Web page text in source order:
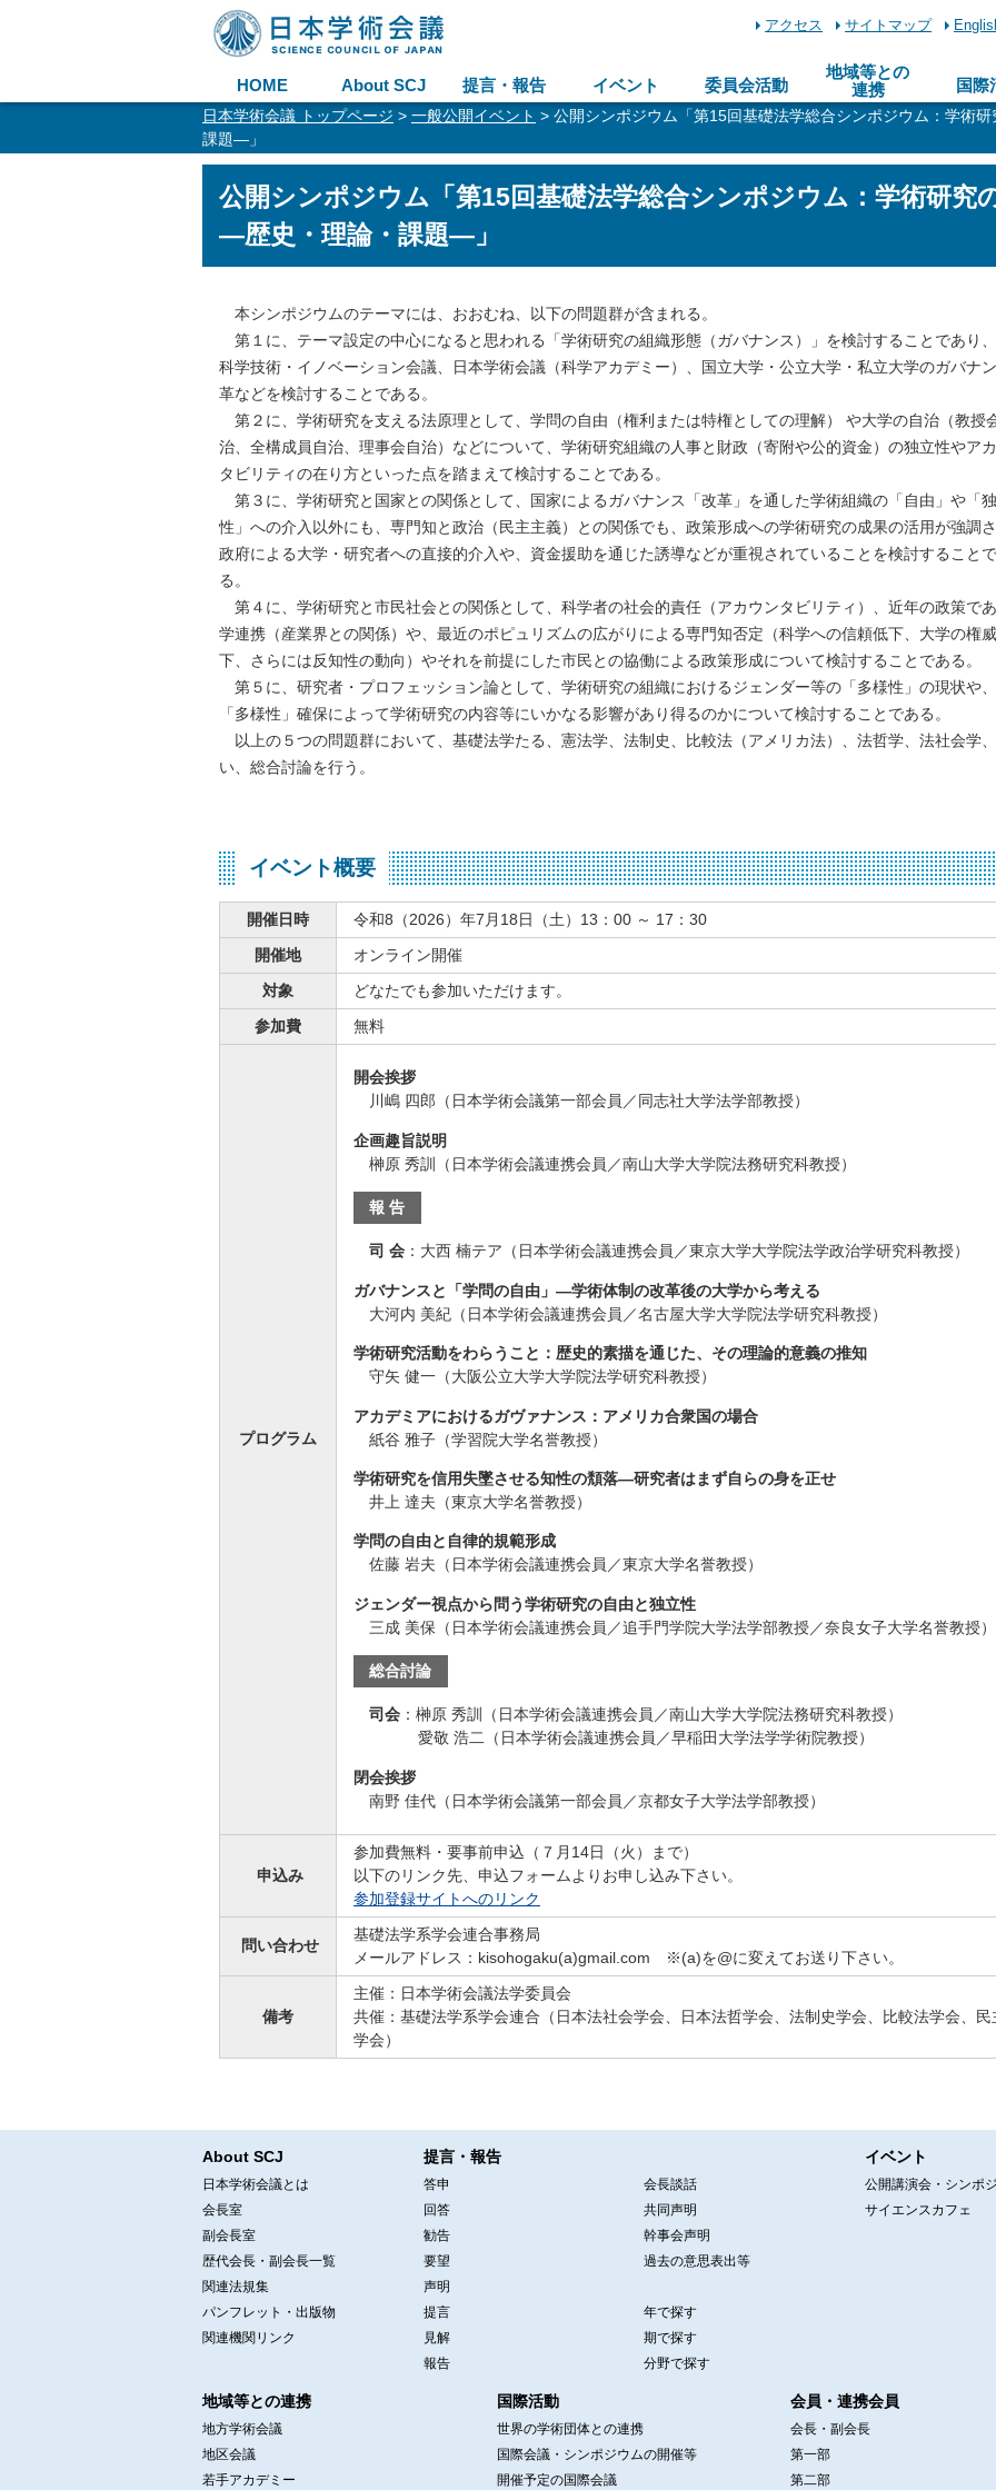
アクセス サイトマップ
HOME About SCJ 提言・報告 イベント 委員会活動
地域等との
連携
国際
日本学術会議 トップページ > 一般公開イベント > 公開シンポジウム「第15回基礎法学総合シンポジウム：学術
課題―」
公開シンポジウム「第15回基礎法学総合シンポジウム：学術研究
―歴史・理論・課題―」
本シンポジウムのテーマには、おおむね、以下の問題群が含まれる。
第１に、テーマ設定の中心になると思われる「学術研究の組織形態（ガバナンス）」を検討することであり
科学技術・イノベーション会議、日本学術会議（科学アカデミー）、国立大学・公立大学・私立大学のガバナ
革などを検討することである。
第２に、学術研究を支える法原理として、学問の自由（権利または特権としての理解） や大学の自治（教授
治、全構成員自治、理事会自治）などについて、学術研究組織の人事と財政（寄附や公的資金）の独立性やア
タビリティの在り方といった点を踏まえて検討することである。
第３に、学術研究と国家との関係として、国家によるガバナンス「改革」を通した学術組織の「自由」や「
性」への介入以外にも、専門知と政治（民主主義）との関係でも、政策形成への学術研究の成果の活用が強調
政府による大学・研究者への直接的介入や、資金援助を通じた誘導などが重視されていることを検討すること
る。
第４に、学術研究と市民社会との関係として、科学者の社会的責任（アカウンタビリティ）、近年の政策で
学連携（産業界との関係）や、最近のポピュリズムの広がりによる専門知否定（科学への信頼低下、大学の権
下、さらには反知性の動向）やそれを前提にした市民との協働による政策形成について検討することである。
第５に、研究者・プロフェッション論として、学術研究の組織におけるジェンダー等の「多様性」の現状や
「多様性」確保によって学術研究の内容等にいかなる影響があり得るのかについて検討することである。
以上の５つの問題群において、基礎法学たる、憲法学、法制史、比較法（アメリカ法）、法哲学、法社会学
い、総合討論を行う。
イベント概要
開催日時
令和8（2026）年7月18日（土）13：00 ～ 17：30
開催地
オンライン開催
対象
どなたでも参加いただけます。
参加費
無料
プログラム
開会挨拶
川嶋 四郎（日本学術会議第一部会員／同志社大学法学部教授）
企画趣旨説明
榊原 秀訓（日本学術会議連携会員／南山大学大学院法務研究科教授）
報 告
司 会 ： 大西 楠テア（日本学術会議連携会員／東京大学大学院法学政治学研究科教授）
ガバナンスと「学問の自由」―学術体制の改革後の大学から考える
大河内 美紀（日本学術会議連携会員／名古屋大学大学院法学研究科教授）
学術研究活動をわらうこと：歴史的素描を通じた、その理論的意義の推知
守矢 健一（大阪公立大学大学院法学研究科教授）
アカデミアにおけるガヴァナンス：アメリカ合衆国の場合
紙谷 雅子（学習院大学名誉教授）
学術研究を信用失墜させる知性の頽落―研究者はまず自らの身を正せ
井上 達夫（東京大学名誉教授）
学問の自由と自律的規範形成
佐藤 岩夫（日本学術会議連携会員／東京大学名誉教授）
ジェンダー視点から問う学術研究の自由と独立性
三成 美保（日本学術会議連携会員／追手門学院大学法学部教授／奈良女子大学名誉教授）
総合討論
司会 ：榊原 秀訓（日本学術会議連携会員／南山大学大学院法務研究科教授）
愛敬 浩二（日本学術会議連携会員／早稲田大学法学学術院教授）
閉会挨拶
南野 佳代（日本学術会議第一部会員／京都女子大学法学部教授）
申込み
参加費無料・要事前申込（７月14日（火）まで）
以下のリンク先、申込フォームよりお申し込み下さい。
参加登録サイトへのリンク
問い合わせ
基礎法学系学会連合事務局
メールアドレス：kisohogaku(a)gmail.com ※(a)を@に変えてお送り下さい。
備考
主催：日本学術会議法学委員会
共催：基礎法学系学会連合（日本法社会学会、日本法哲学会、法制史学会、比較法学会、
学会）
About SCJ
日本学術会議とは
会長室
副会長室
歴代会長・副会長一覧
関連法規集
パンフレット・出版物
関連機関リンク
提言・報告
答申
回答
勧告
要望
声明
提言
見解
報告
会長談話
共同声明
幹事会声明
過去の意思表出等
年で探す
期で探す
分野で探す
イベント
公開講演会・シンポ
サイエンスカフェ
地域等との連携
地方学術会議
地区会議
若手アカデミー
国際活動
世界の学術団体との連携
国際会議・シンポジウムの開催等
開催予定の国際会議
会員・連携会員
会長・副会長
第一部
第二部